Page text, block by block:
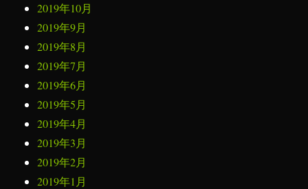
2019年10月
2019年9月
2019年8月
2019年7月
2019年6月
2019年5月
2019年4月
2019年3月
2019年2月
2019年1月